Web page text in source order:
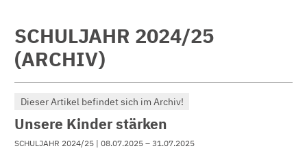
SCHULJAHR 2024/25
(ARCHIV)
Dieser Artikel befindet sich im Archiv!
Unsere Kinder stärken
SCHULJAHR 2024/25 | 08.07.2025 – 31.07.2025